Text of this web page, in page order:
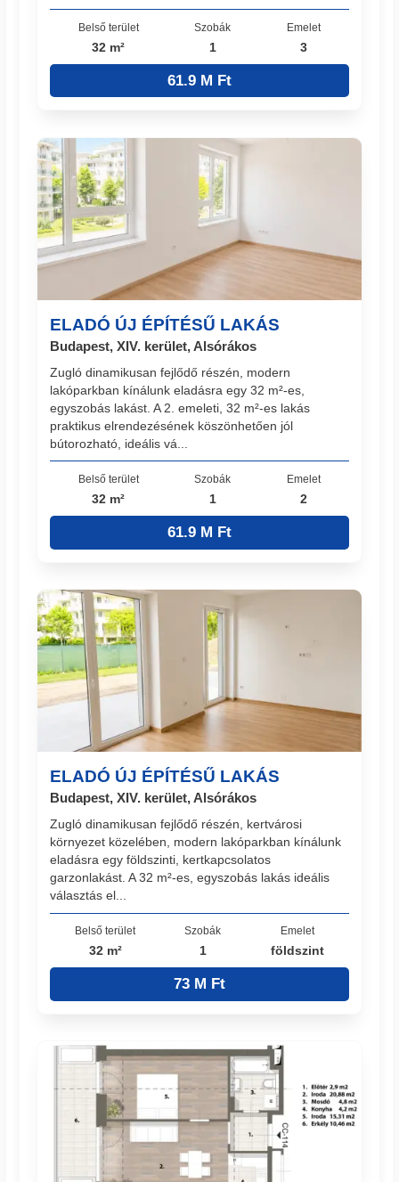
Belső terület
32 m²
Szobák
1
Emelet
3
61.9 M Ft
ELADÓ ÚJ ÉPÍTÉSŰ LAKÁS
Budapest, XIV. kerület, Alsórákos
Zugló dinamikusan fejlődő részén, modern
lakóparkban kínálunk eladásra egy 32 m²-es,
egyszobás lakást. A 2. emeleti, 32 m²-es lakás
praktikus elrendezésének köszönhetően jól
bútorozható, ideális vá...
Belső terület
32 m²
Szobák
1
Emelet
2
61.9 M Ft
ELADÓ ÚJ ÉPÍTÉSŰ LAKÁS
Budapest, XIV. kerület, Alsórákos
Zugló dinamikusan fejlődő részén, kertvárosi
környezet közelében, modern lakóparkban kínálunk
eladásra egy földszinti, kertkapcsolatos
garzonlakást. A 32 m²-es, egyszobás lakás ideális
választás el...
Belső terület
32 m²
Szobák
1
Emelet
földszint
73 M Ft